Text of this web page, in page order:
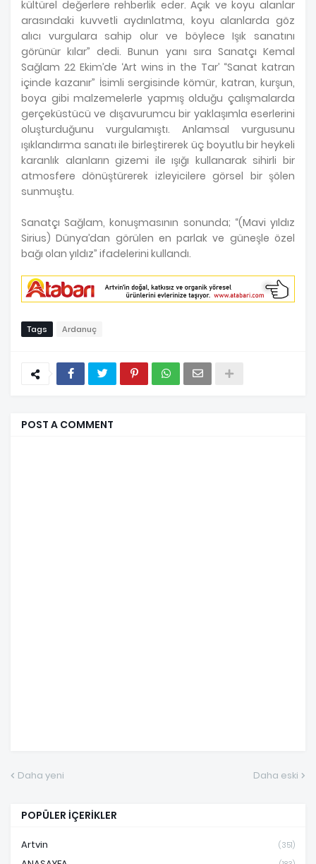
kültürel değerlere rehberlik eder. Açık ve koyu alanlar
arasındaki kuvvetli aydınlatma, koyu alanlarda göz
alıcı vurgulara sahip olur ve böylece Işık sanatını
görünür kılar” dedi. Bunun yanı sıra Sanatçı Kemal
Sağlam 22 Ekim’de ‘Art wins in the Tar’ “Sanat katran
içinde kazanır” İsimli sergisinde kömür, katran, kurşun,
boya gibi malzemelerle yapmış olduğu çalışmalarda
gerçeküstücü ve dışavurumcu bir yaklaşımla eserlerini
oluşturduğunu vurgulamıştı. Anlamsal vurgusunu
ışıklandırma sanatı ile birleştirerek üç boyutlu bir heykeli
karanlık alanların gizemi ile ışığı kullanarak sihirli bir
atmosfere dönüştürerek izleyicilere görsel bir şölen
sunmuştu.
Sanatçı Sağlam, konuşmasının sonunda; “(Mavi yıldız
Sirius) Dünya’dan görülen en parlak ve güneşle özel
bağı olan yıldız” ifadelerini kullandı.
Tags Ardanuç
POST A COMMENT
Daha yeni Daha eski
POPÜLER İÇERİKLER
Artvin (351)